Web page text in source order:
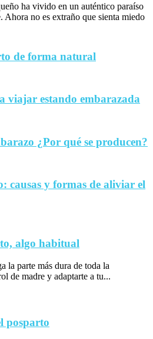
ha vivido en un auténtico paraíso
Ahora no es extraño que sienta miedo
de forma natural
viajar estando embarazada
¿Por qué se producen?
causas y formas de aliviar el
algo habitual
la parte más dura de toda la
de madre y adaptarte a tu...
posparto